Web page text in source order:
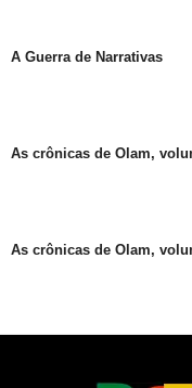
A Guerra de Narrativas
As crônicas de Olam,
As crônicas de Olam,